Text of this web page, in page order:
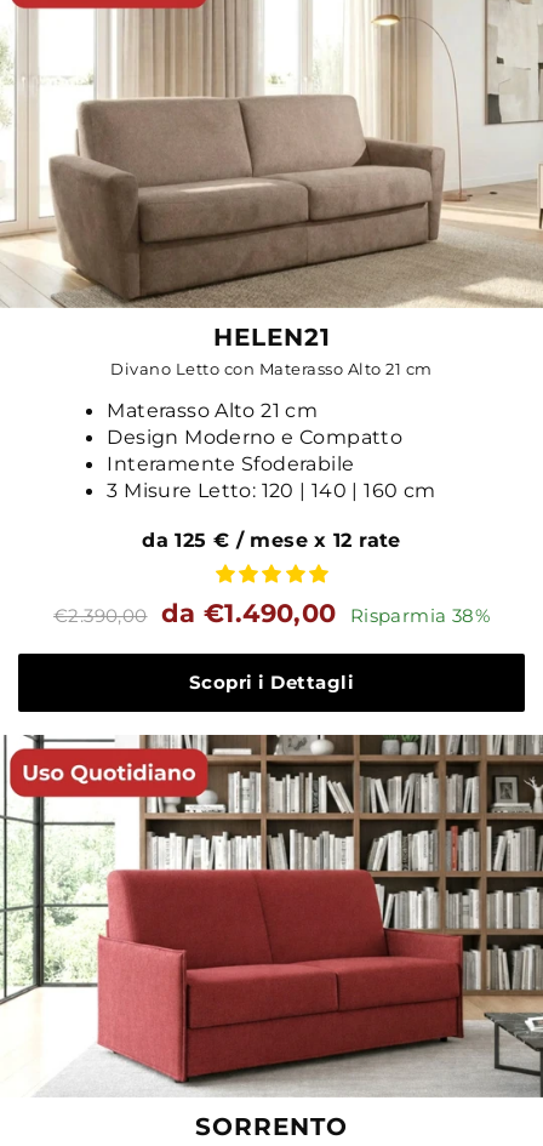
HELEN21
Divano Letto con Materasso Alto 21 cm
Materasso Alto 21 cm
Design Moderno e Compatto
Interamente Sfoderabile
3 Misure Letto: 120 | 140 | 160 cm
da 125 € / mese x 12 rate
Prezzo
standard
€2.390,00 Prezzo
da €1.490,00 Risparmia 38%
Scopri i Dettagli
SORRENTO